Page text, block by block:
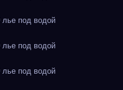
под водой
под водой
под водой